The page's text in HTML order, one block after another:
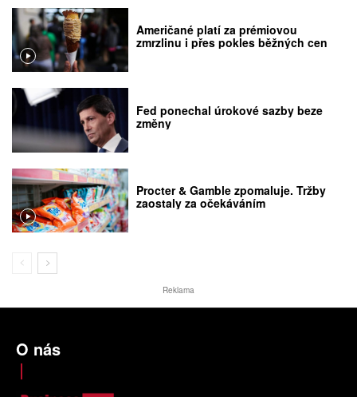
Američané platí za prémiovou
zmrzlinu i přes pokles běžných cen
Fed ponechal úrokové sazby beze
změny
Procter & Gamble zpomaluje. Tržby
zaostaly za očekáváním
Reklama
O nás